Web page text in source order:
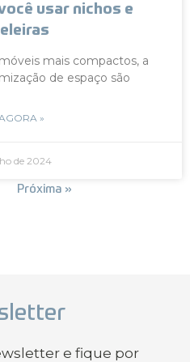
usar nichos e
mais compactos, a
de espaço são
»
de 2024
Próxima »
e fique por